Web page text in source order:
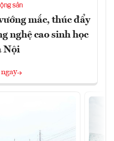
sản
mắc, thúc đẩy
nghệ cao sinh học
Nội